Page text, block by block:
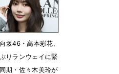
月13日 06時56分
坂46・高本彩花、
りランウェイに緊
期・佐々木美玲が